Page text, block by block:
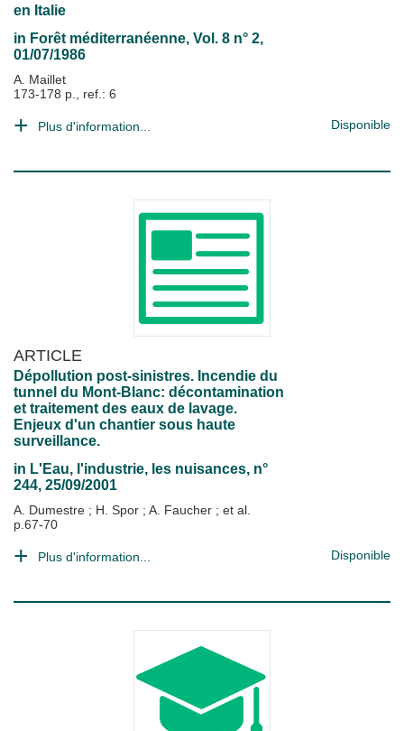
en Italie
in Forêt méditerranéenne, Vol. 8 n° 2,
01/07/1986
A. Maillet
173-178 p., ref.: 6
Plus d'information... Disponible
ARTICLE
Dépollution post-sinistres. Incendie du
tunnel du Mont-Blanc: décontamination
et traitement des eaux de lavage.
Enjeux d'un chantier sous haute
surveillance.
in L'Eau, l'industrie, les nuisances, n°
244, 25/09/2001
A. Dumestre ; H. Spor ; A. Faucher ; et al.
p.67-70
Plus d'information... Disponible